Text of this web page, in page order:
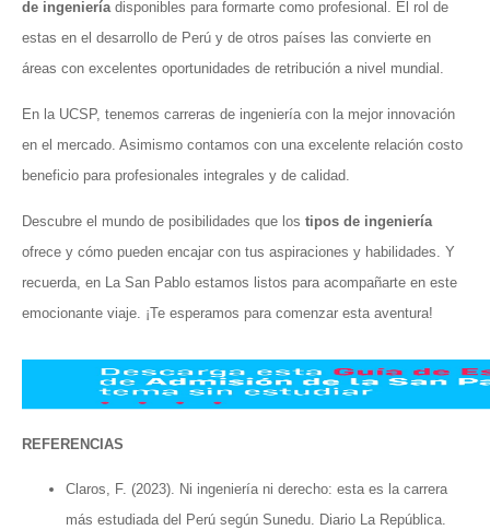
de ingeniería disponibles para formarte como profesional. El rol de
estas en el desarrollo de Perú y de otros países las convierte en
áreas con excelentes oportunidades de retribución a nivel mundial.
En la UCSP, tenemos carreras de ingeniería con la mejor innovación
en el mercado. Asimismo contamos con una excelente relación costo
beneficio para profesionales integrales y de calidad.
Descubre el mundo de posibilidades que los tipos de ingeniería
ofrece y cómo pueden encajar con tus aspiraciones y habilidades. Y
recuerda, en La San Pablo estamos listos para acompañarte en este
emocionante viaje. ¡Te esperamos para comenzar esta aventura!
REFERENCIAS
Claros, F. (2023). Ni ingeniería ni derecho: esta es la carrera
más estudiada del Perú según Sunedu. Diario La República.